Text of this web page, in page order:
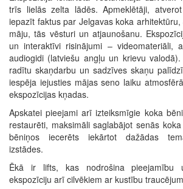
trīs lielās zelta lādēs. Apmeklētāji,
iepazīt faktus par Jelgavas koka
māju, tās vēsturi un atjaunošanu.
un interaktīvi risinājumi – videomateriāli,
audiogidi (latviešu angļu un krievu
radītu skaņdarbu un sadzīves skaņu
iespēja iejusties mājas seno laiku
ekspozīcijas kņadas.
Apskatei pieejami arī izteiksmīgie koka
restaurēti, maksimāli saglabājot senās
bēniņos iecerēts iekārtot dažādas
izstādes.
Ēkā ir lifts, kas nodrošina pieejamību
ekspozīciju arī cilvēkiem ar kustību